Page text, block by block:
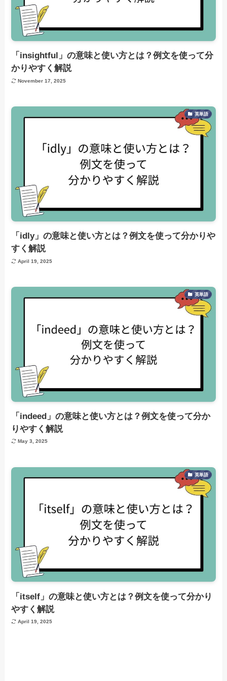
「insightful」の意味と使い方とは？例文を使って分
かりやすく解説
November 17, 2025
英単語
「idly」の意味と使い方とは？例文を使って分かりや
すく解説
April 19, 2025
英単語
「indeed」の意味と使い方とは？例文を使って分か
りやすく解説
May 3, 2025
英単語
「itself」の意味と使い方とは？例文を使って分かり
やすく解説
April 19, 2025